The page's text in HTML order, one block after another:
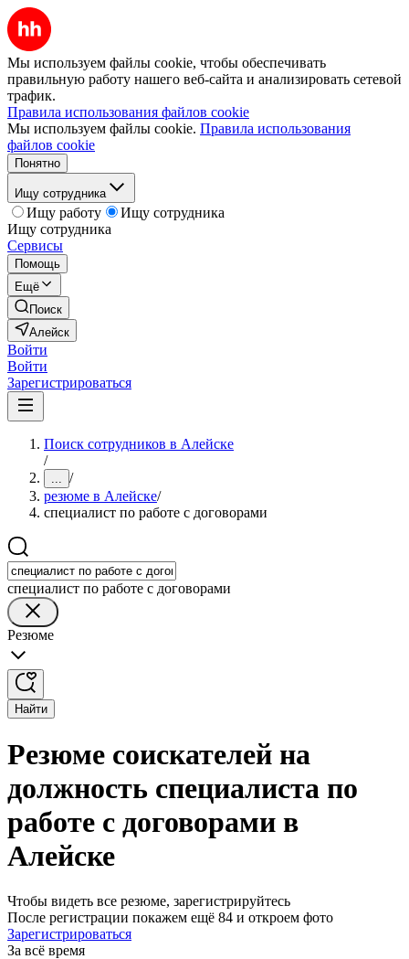
Мы используем файлы cookie, чтобы обеспечивать
правильную работу нашего веб-сайта и анализировать сетевой
трафик.
Правила использования файлов cookie
Мы используем файлы cookie. Правила использования
файлов cookie
Понятно
Ищу сотрудника
Ищу работу
Ищу сотрудника
Ищу сотрудника
Сервисы
Помощь
Ещё
Поиск
Алейск
Войти
Войти
Зарегистрироваться
Поиск сотрудников в Алейске
/
... /
резюме в Алейске/
специалист по работе с договорами
специалист по работе с договорами
Резюме
Найти
Резюме соискателей на
должность специалиста по
работе с договорами в
Алейске
Чтобы видеть все резюме, зарегистрируйтесь
После регистрации покажем ещё 84 и откроем фото
Зарегистрироваться
За всё время